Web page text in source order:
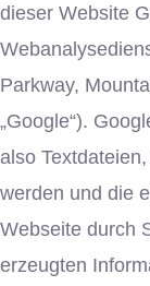
dieser Website
Parkway,
„Google“).
also
werden und die
Webseite durch
erzeugten